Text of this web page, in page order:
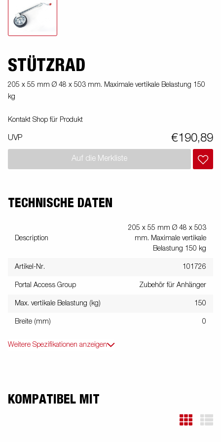
STÜTZRAD
205 x 55 mm Ø 48 x 503 mm. Maximale vertikale Belastung 150
kg
Kontakt Shop für Produkt
UVP €190,89
Auf die Merkliste
TECHNISCHE DATEN
Description
205 x 55 mm Ø 48 x 503
mm. Maximale vertikale
Belastung 150 kg
Artikel-Nr. 101726
Portal Access Group Zubehör für Anhänger
Max. vertikale Belastung (kg) 150
Breite (mm) 0
Weitere Spezifikationen anzeigen
KOMPATIBEL MIT